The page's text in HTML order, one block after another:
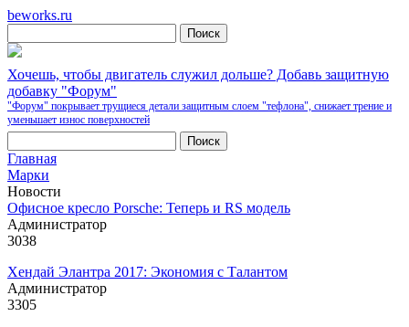
beworks.ru
Хочешь, чтобы двигатель служил дольше? Добавь защитную
добавку "Форум"
"Форум" покрывает трущиеся детали защитным слоем "тефлона", снижает трение и
уменьшает износ поверхностей
Главная
Марки
Новости
Офисное кресло Porsche: Теперь и RS модель
Администратор
3038
Хендай Элантра 2017: Экономия с Талантом
Администратор
3305